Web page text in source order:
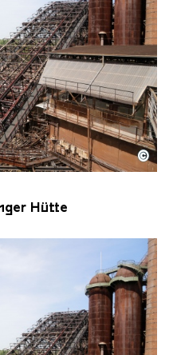
Hütte mit
Völklinger Hütte | Karl
©
Hütte